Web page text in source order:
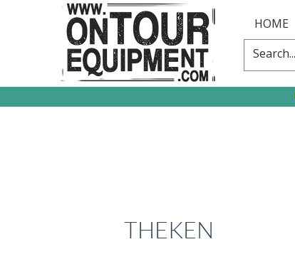
HOME
THEKEN